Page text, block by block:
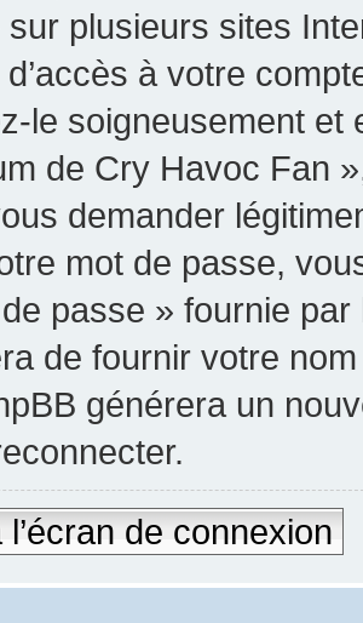
plusieurs sites
à votre
le soigneusement et
de Cry Havoc Fan
demander
mot de passe,
passe » fournie
de fournir votre
générera un
de connexion